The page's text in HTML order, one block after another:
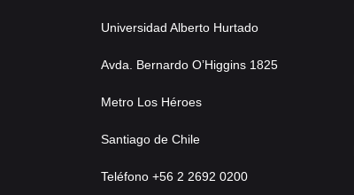
Universidad Alberto Hurtado
Avda. Bernardo O’Higgins 1825
Metro Los Héroes
Santiago de Chile
Teléfono +56 2 2692 0200